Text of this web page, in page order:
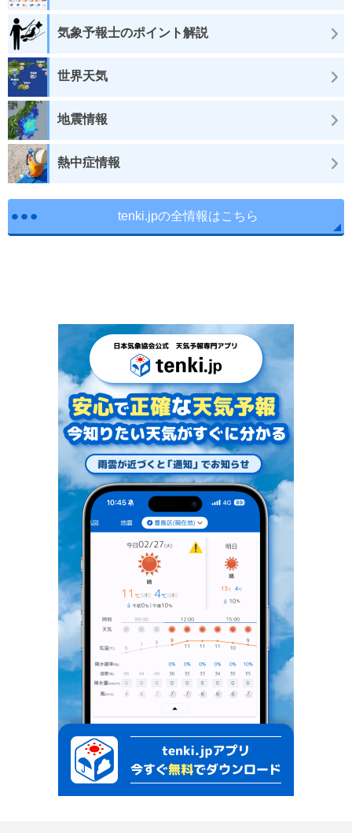
気象予報士のポイント解説
世界天気
地震情報
熱中症情報
tenki.jpの全情報はこちら